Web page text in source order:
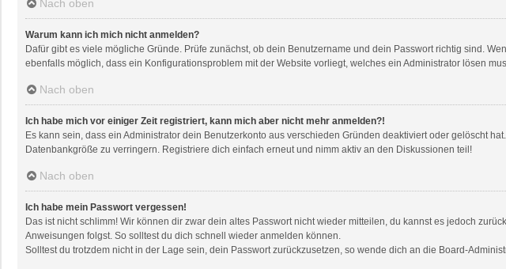
Nach oben
Warum kann ich mich nicht anmelden?
Dafür gibt es viele mögliche Gründe. Prüfe zunächst, ob dein Benutzername und dein Passwort richtig sind.
ebenfalls möglich, dass ein Konfigurationsproblem mit der Website vorliegt, welches ein Administrator lösen
Nach oben
Ich habe mich vor einiger Zeit registriert, kann mich aber nicht mehr anmelden?!
Es kann sein, dass ein Administrator dein Benutzerkonto aus verschieden Gründen deaktiviert oder gelöscht
Datenbankgröße zu verringern. Registriere dich einfach erneut und nimm aktiv an den Diskussionen teil!
Nach oben
Ich habe mein Passwort vergessen!
Das ist nicht schlimm! Wir können dir zwar dein altes Passwort nicht wieder mitteilen, du kannst es jedoch
Anweisungen folgst. So solltest du dich schnell wieder anmelden können.
Solltest du trotzdem nicht in der Lage sein, dein Passwort zurückzusetzen, so wende dich an die Board-